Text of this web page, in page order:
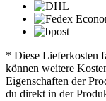
* Diese Lieferkosten
können weitere
Eigenschaften der
du direkt in der